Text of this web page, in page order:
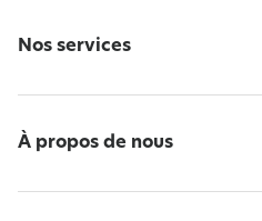
Nos services
À propos de nous